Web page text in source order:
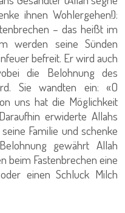
ihnen Wohlergehen!):
– das heißt im
werden seine Sünden
befreit. Er wird auch
die Belohnung des
Sie wandten ein: «O
uns hat die Möglichkeit
erwiderte Allahs
Familie und schenke
gewährt Allah
beim Fastenbrechen eine
einen Schluck Milch